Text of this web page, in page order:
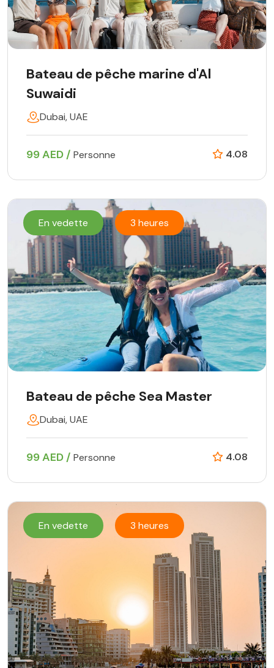
Bateau de pêche marine d'Al
Suwaidi
Dubai, UAE
99 AED / Personne 4.08
En vedette 3 heures
Bateau de pêche Sea Master
Dubai, UAE
99 AED / Personne 4.08
En vedette 3 heures